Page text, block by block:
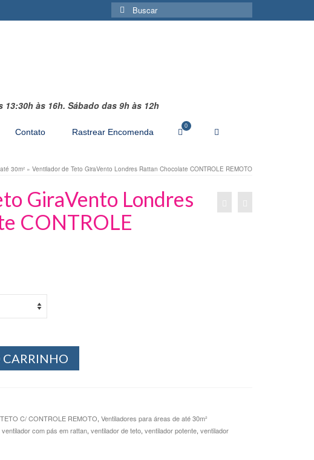
Buscar
por:
13:30h às 16h. Sábado das 9h às 12h
Contato Rastrear Encomenda
0
30m² » Ventilador de Teto GiraVento Londres Rattan Chocolate CONTROLE REMOTO
GiraVento Londres
CONTROLE
C/ CONTROLE REMOTO, Ventiladores para áreas de até 30m²
ventilador com pás em rattan, ventilador de teto, ventilador potente, ventilador